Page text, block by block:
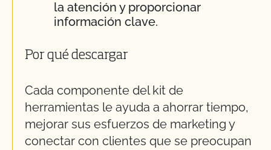
la atención y proporcionar
información clave.
Por qué descargar
Cada componente del kit de
herramientas le ayuda a ahorrar tiempo,
mejorar sus esfuerzos de marketing y
conectar con clientes que se preocupan